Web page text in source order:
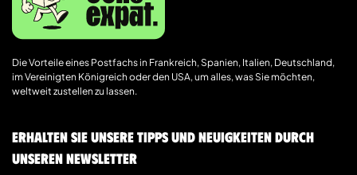
Die Vorteile eines Postfachs in Frankreich, Spanien, Italien, Deutschland,
im Vereinigten Königreich oder den USA, um alles, was Sie möchten,
weltweit zustellen zu lassen.
Erhalten Sie unsere Tipps und Neuigkeiten durch
unseren Newsletter